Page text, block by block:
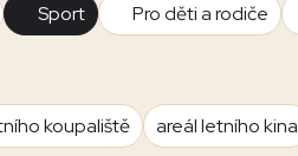
Sport Pro děti a rodiče
koupaliště areál letního kina